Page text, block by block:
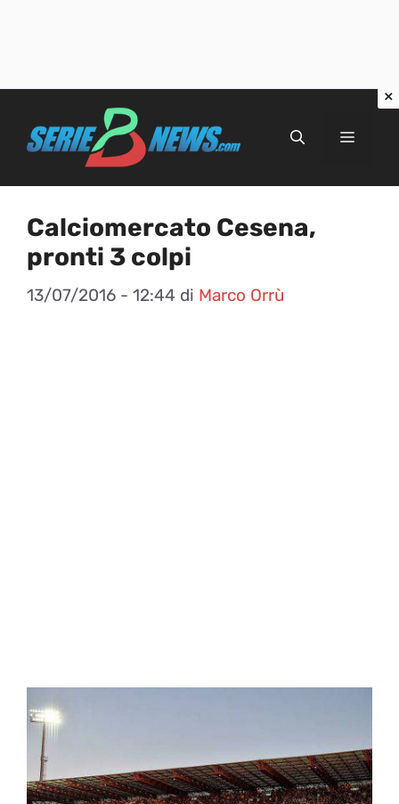
Menu
Calciomercato Cesena,
pronti 3 colpi
13/07/2016 - 12:44 di Marco Orrù